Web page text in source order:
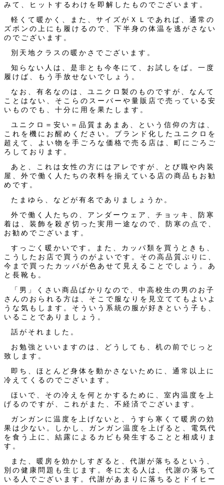
みて、ヒットするわけを即解したものでございます。
軽くて暖かく、また、サイズがＸＬであれば、通常の
ズボンの上にも履けるので、下半身の体温を逃がさない
のでございます。
別天地クラスの暖かさでございます。
知らない人は、是非とも今冬にて、お試しをば。一度
履けば、もう手放せないでしょう。
なお、有名なのは、ユニクロ製のものですが、なんて
ことはない、そこらのスーパーや量販店で売っている安
いものでも、十分に用を果たします。
ユニクロ＝安い＝品質まあまあ、という信仰の方は、
これを機にお醒めください。ブランド化したユニクロを
超えて、よい物を手ごろな価格で売る店は、町にごろご
ろしております。
あと、これは女性の方にはアレですが、とび職や内装
屋、外で働く人たちの衣料を揃えている店の商品もお勧
めです。
たまゆら、などが有名でありましょうか。
外で働く人たちの、アンダーウェア、チョッキ、防寒
着は、装飾を殺ぎ切った実用一途なので、防寒の点で、
お勧めでございます。
すっごく暖かいです。また、カッパ類を買うときも、
こうしたお店で買うのがよいです。その高品質ぶりに、
今まで買ったカッパが色あせて見えることでしょう。あ
と長靴も。
「男」くさい商品ばかりなので、中高校生の男のお子
さんのおられる方は、そこで服なりを見立ててもよいよ
うな気もします。そういう系統の服が好きという子も、
いることでありましょう。
話がそれました。
お勉強といいますのは、どうしても、机の前でじっと
致します。
即ち、ほとんど身体を動かさないために、通常以上に
冷えてくるのでございます。
ほいで、その冷えを何とかするために、室内温度を上
げるのですが、これがまた、不経済でございます。
ガンガンに温度を上げないと、うすら寒くて暖房の効
果は少ない。しかし、ガンガン温度を上げると、電気代
を食う上に、結露によるカビも発生することと相成りま
す。
また、暖房を効かしすぎると、代謝が落ちるという、
別の健康問題も生じます。冬に太る人は、代謝の落ちて
いる人でございます。代謝があまりに落ちるとドイヒー